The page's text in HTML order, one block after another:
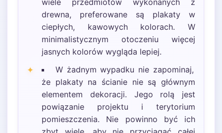
wiele przedmiotów wykonanych z
drewna, preferowane są plakaty w
ciepłych, kawowych kolorach. W
minimalistycznym otoczeniu więcej
jasnych kolorów wygląda lepiej.
W żadnym wypadku nie zapominaj,
że plakaty na ścianie nie są głównym
elementem dekoracji. Jego rolą jest
powiązanie projektu i terytorium
pomieszczenia. Nie powinno być ich